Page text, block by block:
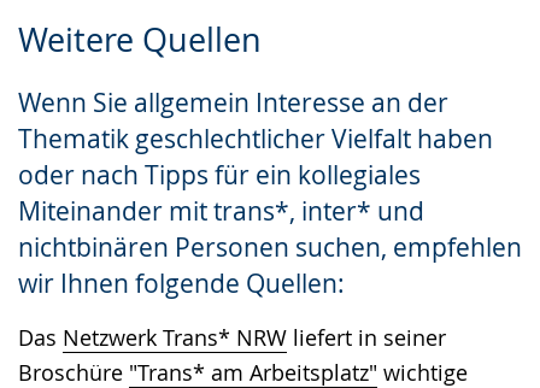
Weitere Quellen
Wenn Sie allgemein Interesse an der
Thematik geschlechtlicher Vielfalt haben
oder nach Tipps für ein kollegiales
Miteinander mit trans*, inter* und
nichtbinären Personen suchen, empfehlen
wir Ihnen folgende Quellen:
Das Netzwerk Trans* NRW liefert in seiner
Broschüre "Trans* am Arbeitsplatz" wichtige
Leichten
wechseln.
Audio-
Video
Deutscher
Gebärdensprache
wird
angezeigt.